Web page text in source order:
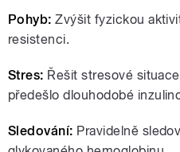
Pohyb: Zvýšit fyzickou
resistenci.
Stres: Řešit stresové
předešlo dlouhodobé
Sledování: Pravidelně